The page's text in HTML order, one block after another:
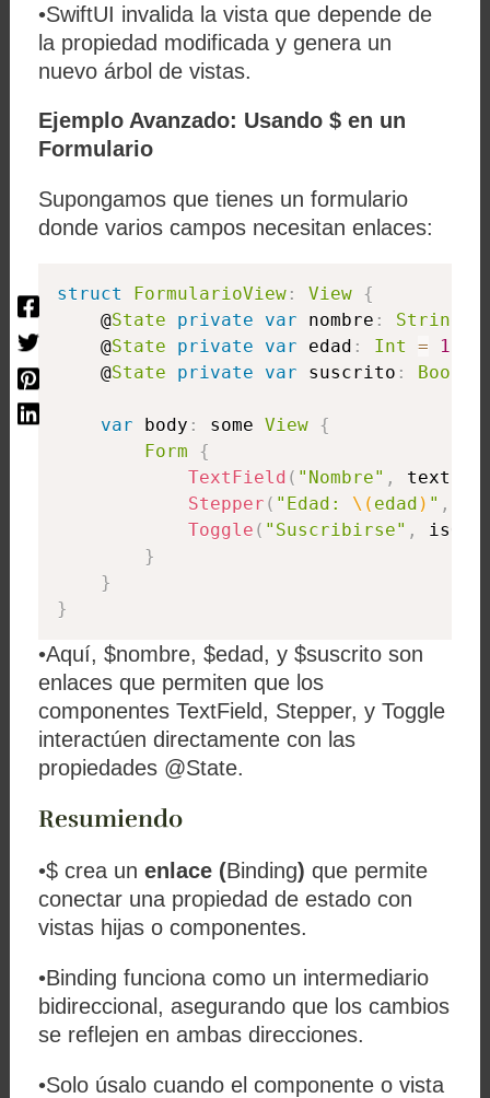
•SwiftUI invalida la vista que depende de
la propiedad modificada y genera un
nuevo árbol de vistas.
Ejemplo Avanzado: Usando $ en un
Formulario
Supongamos que tienes un formulario
donde varios campos necesitan enlaces:
struct FormularioView: View {
    @
State private var nombre : String
    @
State private var edad : Int =
18
    @
State private var suscrito : Bool
var body : some View {
Form
{
TextField ( "Nombre" , text
Stepper ( "Edad: \( edad ) " ,
Toggle ( "Suscribirse" , isOn
}
}
}
•Aquí,$nombre,$edad, y$suscrito son
enlaces que permiten que los
componentesTextField, Stepper, yToggle
interactúen directamente con las
propiedades @State.
Resumiendo
•$ crea unenlace (Binding) que permite
conectar una propiedad de estado con
vistas hijas o componentes.
•Binding funciona como un intermediario
bidireccional, asegurando que los cambios
se reflejen en ambas direcciones.
•Solo úsalo cuando el componente o vista